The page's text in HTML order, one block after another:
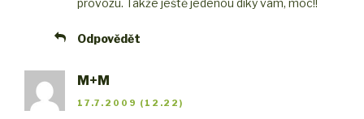
Odpovědět
M+M
17.7.2009 (12.22)